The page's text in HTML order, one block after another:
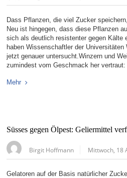
Dass Pflanzen, die viel Zucker
Neu ist hingegen, dass diese Pflanzen
sich als deutlich resistenter gegen Kälte
haben Wissenschaftler der
jetzt genauer untersucht.Winzern und
zumindest vom Geschmack her
Mehr
Süsses gegen Ölpest: Geliermittel
Birgit Hoffmann Mittwoch, 18
Gelatoren auf der Basis natürlicher